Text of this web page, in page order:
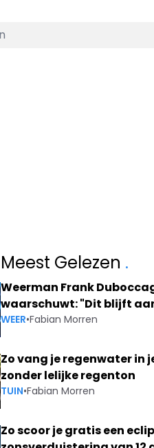
Meest Gelezen .
Weerman Frank
waarschuwt: "Dit blijft
WEER•Fabian Morren
Zo vang je regenwater in
zonder lelijke regenton
TUIN•Fabian Morren
Zo scoor je gratis een